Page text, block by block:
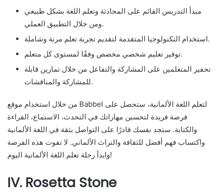
مبدأ التدريس القائم على المحادثة وتعلم اللغة بشكل طبيعي
ومن خلال التطبيق العملي.
استخدام التكنولوجيا المتقدمة لتقديم تجربة تعلم مرنة وشاملة.
توفير تعليم شخصي مخصص وفقًا لمستوى كل متعلم.
تحفيز المتعلمين على المشاركة والتفاعل من خلال تمارين قابلة
للمشاركة والمناقشات.
من خلال استخدام موقع Babbel لتعلم اللغة الألمانية، ستحصل على
فرصة فريدة لتحسين مهاراتك في التحدث، الاستماع، القراءة
والكتابة. ستجد نفسك قادرًا على التواصل بثقة في اللغة الألمانية
واكتساب فهم أفضل للثقافة والتراث الألماني. لا تفوت هذه الفرصة
وابدأ رحلة تعلم اللغة الألمانية اليوم!
IV. Rosetta Stone